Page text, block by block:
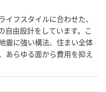
イフスタイルに合わせた、
自由設計をしています。こ
震に強い構法、住まい全体
あらゆる面から費用を抑え